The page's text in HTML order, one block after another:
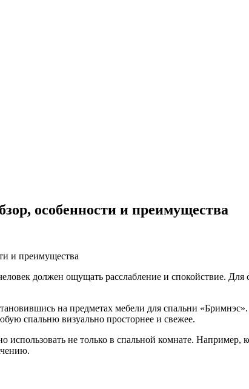
особенности и преимущества
должен ощущать расслабление и спокойствие.
на предметах мебели для спальни «Бримнэс».
спальню визуально просторнее и свежее.
не только в спальной комнате.